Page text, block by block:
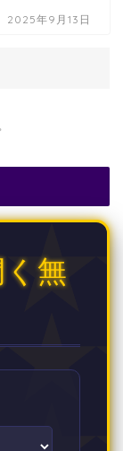
2025年9月13日
無